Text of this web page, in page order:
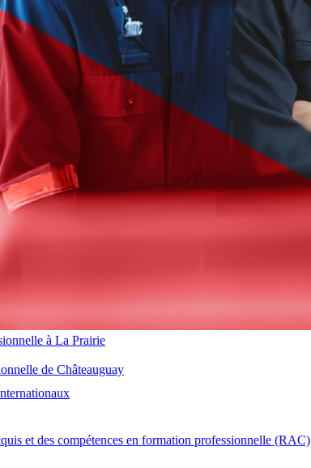
à La Prairie
de Châteauguay
et des compétences en formation professionnelle (RAC)